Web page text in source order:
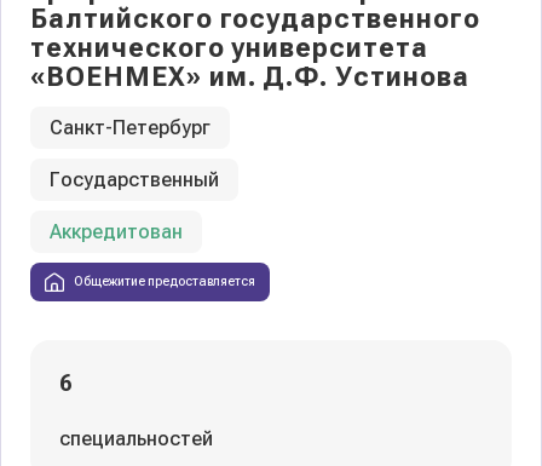
Балтийского государственного
технического университета
«ВОЕНМЕХ» им. Д.Ф. Устинова
Санкт-Петербург
Государственный
Аккредитован
Общежитие предоставляется
6
специальностей